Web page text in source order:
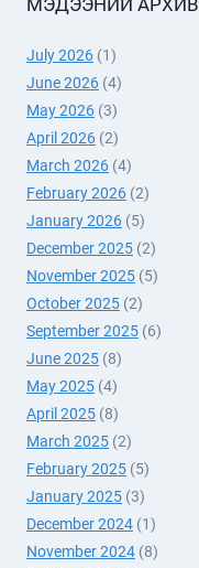
МЭДЭЭНИЙ АРХИВ
July 2026 (1)
June 2026 (4)
May 2026 (3)
April 2026 (2)
March 2026 (4)
February 2026 (2)
January 2026 (5)
December 2025 (2)
November 2025 (5)
October 2025 (2)
September 2025 (6)
June 2025 (8)
May 2025 (4)
April 2025 (8)
March 2025 (2)
February 2025 (5)
January 2025 (3)
December 2024 (1)
November 2024 (8)